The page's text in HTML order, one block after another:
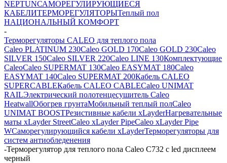
NEPTUNСАМОРЕГУЛИРУЮЩИЕСЯ
КАБЕЛИТЕРМОРЕГУЛЯТОРЫТеплый пол
НАЦИОНАЛЬНЫЙ КОМФОРТ
-
Терморегуляторы CALEO для теплого пола
Caleo PLATINUM 230Caleo GOLD 170Caleo GOLD 230Caleo
SILVER 150Caleo SILVER 220Caleo LINE 130Комплектующие
CaleoCaleo SUPERMAT 130Caleo EASYMAT 180Caleo
EASYMAT 140Caleo SUPERMAT 200Кабель CALEO
SUPERCABLEКабель CALEO CABLECaleo UNIMAT
RAILЭлектрический полотенцесушитель Caleo
HeatwallОбогрев грунтаМобильный теплый полCaleo
UNIMAT BOOSTРезистивные кабели xLayderНагревательные
маты xLayder StreetCaleo xLayder PipeCaleo xLayder Pipe
WСаморегулирующийся кабели xLayderТерморегуляторы для
систем антиобледенения
-Терморегулятор для теплого пола Caleo C732 с led дисплеем
черный